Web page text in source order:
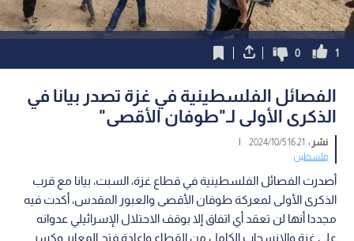
1
0
الفصائل الفلسطينية في غزة تصدر بيانا في
الذكرى الأولى لـ"طوفان الأقصى"
نشر : 16:21 2024/10/5
|
فلسطين
أصدرت الفصائل الفلسطينية في قطاع غزة، السبت، بيانا مع قرب
الذكرى الأولى لمعركة طوفان الأقصى والعبور المقدس، أكدت فيه
مجددا أنها لن تعقد أي اتفاق إلا بوقف الاحتلال الإسرائيلي عدوانه
على غزة والانسحاب الكامل من القطاع وإعادة فتح المعابر وكسر